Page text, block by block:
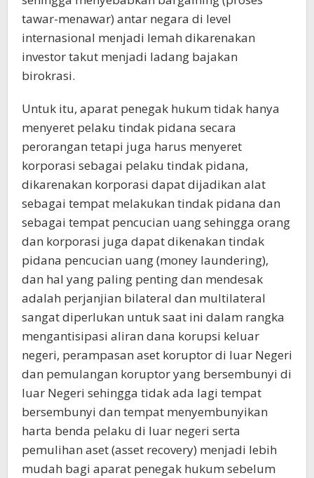
tawar-menawar) antar negara di level
internasional menjadi lemah dikarenakan
investor takut menjadi ladang bajakan
birokrasi.
Untuk itu, aparat penegak hukum tidak hanya
menyeret pelaku tindak pidana secara
perorangan tetapi juga harus menyeret
korporasi sebagai pelaku tindak pidana,
dikarenakan korporasi dapat dijadikan alat
sebagai tempat melakukan tindak pidana dan
sebagai tempat pencucian uang sehingga orang
dan korporasi juga dapat dikenakan tindak
pidana pencucian uang (money laundering),
dan hal yang paling penting dan mendesak
adalah perjanjian bilateral dan multilateral
sangat diperlukan untuk saat ini dalam rangka
mengantisipasi aliran dana korupsi keluar
negeri, perampasan aset koruptor di luar Negeri
dan pemulangan koruptor yang bersembunyi di
luar Negeri sehingga tidak ada lagi tempat
bersembunyi dan tempat menyembunyikan
harta benda pelaku di luar negeri serta
pemulihan aset (asset recovery) menjadi lebih
mudah bagi aparat penegak hukum sebelum